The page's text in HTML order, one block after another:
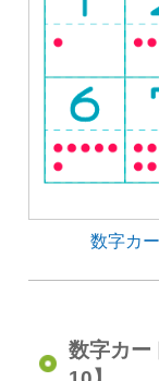
数字カ
数字カー